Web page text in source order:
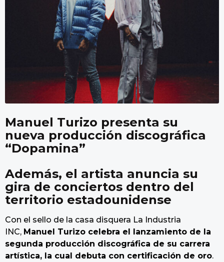
Manuel Turizo presenta su
nueva producción discográfica
“Dopamina”
Además, el artista anuncia su
gira de conciertos dentro del
territorio estadounidense
Con el sello de la casa disquera La Industria
INC, Manuel Turizo celebra el lanzamiento de la
segunda producción discográfica de su carrera
artística, la cual debuta con certificación de oro.